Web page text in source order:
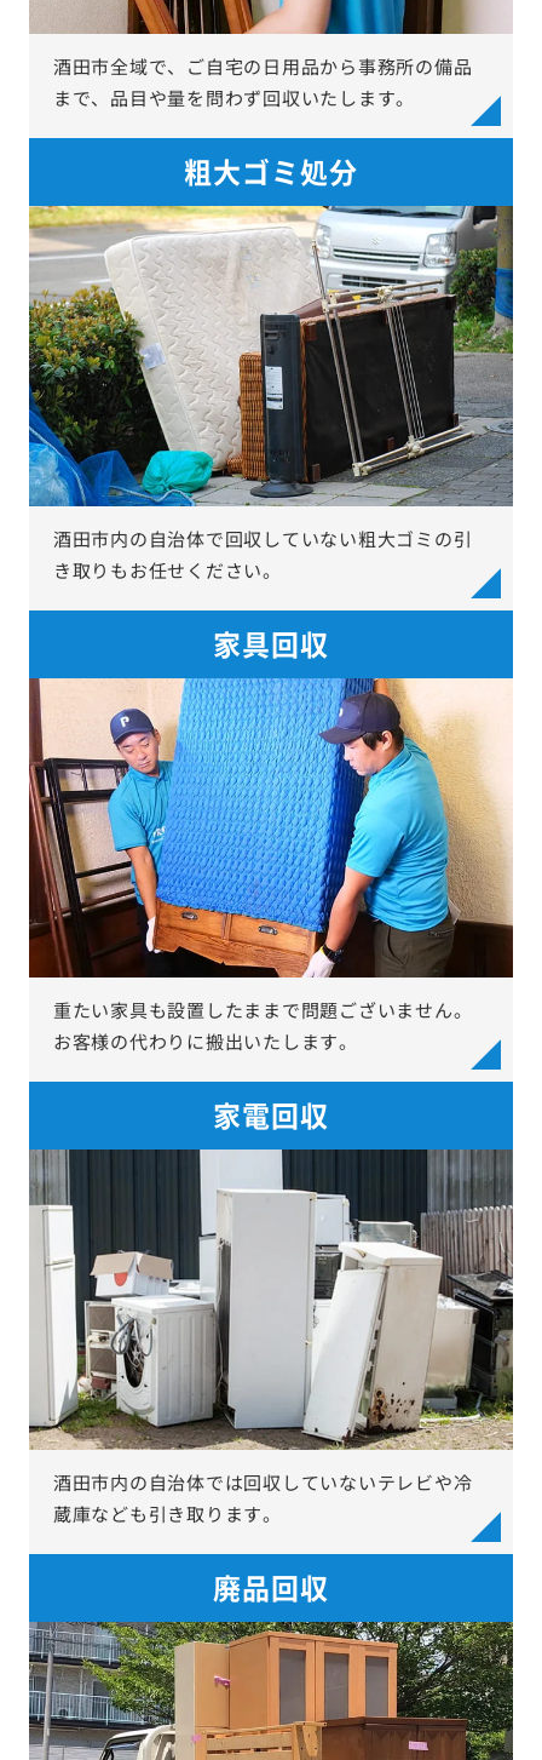
酒田市全域で、ご自宅の日用品から事務所の備品
まで、品目や量を問わず回収いたします。
粗大ゴミ処分
酒田市内の自治体で回収していない粗大ゴミの引
き取りもお任せください。
家具回収
重たい家具も設置したままで問題ございません。
お客様の代わりに搬出いたします。
家電回収
酒田市内の自治体では回収していないテレビや冷
蔵庫なども引き取ります。
廃品回収